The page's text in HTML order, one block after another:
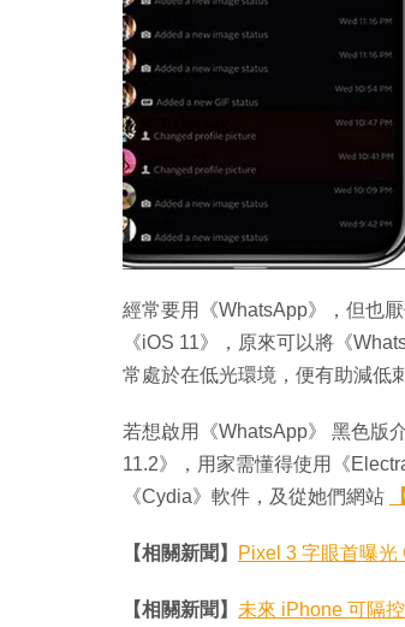
經常要用《WhatsApp》，但也
《iOS 11》，原來可以將《
常處於在低光環境，便有助減低
若想啟用《WhatsApp》 黑色版
11.2》，用家需懂得使用《
《Cydia》軟件，及從她們網站
【相關新聞】 Pixel 3 字眼首曝光
【相關新聞】 未來 iPhone 可隔